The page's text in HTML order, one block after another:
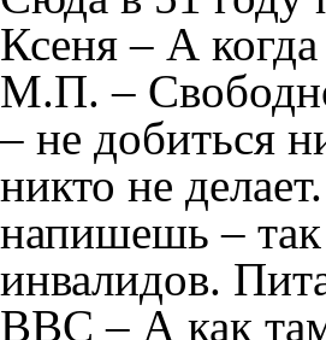
Ксеня – А
М.П. –
– не добиться
никто не
напишешь –
инвалидов.
ВВС – А как